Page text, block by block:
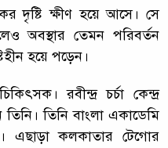
দৃষ্টি ক্ষীণ হয়ে আসে। সে
অবস্থার তেমন পরিবর্তন
হয়ে পড়েন।
রবীন্দ্র চর্চা কেন্দ্র
তিনি। তিনি বাংলা একাডেমি
এছাড়া কলকাতার টেগোর